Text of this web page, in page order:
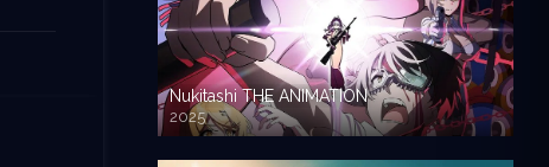
Nukitashi THE ANIMATION
2025